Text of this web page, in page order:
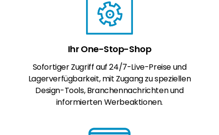
Ihr One-Stop-Shop
Sofortiger Zugriff auf 24/7-Live-Preise und
Lagerverfügbarkeit, mit Zugang zu speziellen
Design-Tools, Branchennachrichten und
informierten Werbeaktionen.